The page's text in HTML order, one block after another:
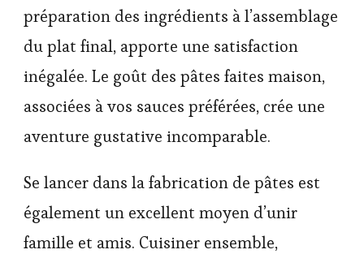
préparation des ingrédients à l’assemblage
du plat final, apporte une satisfaction
inégalée. Le goût des pâtes faites maison,
associées à vos sauces préférées, crée une
aventure gustative incomparable.
Se lancer dans la fabrication de pâtes est
également un excellent moyen d’unir
famille et amis. Cuisiner ensemble,